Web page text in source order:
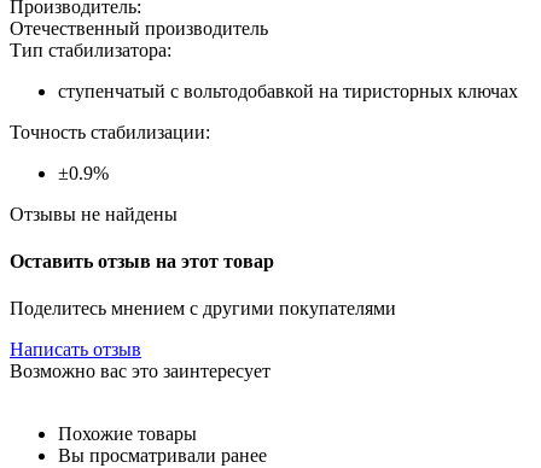
Производитель:
Отечественный производитель
Тип стабилизатора:
ступенчатый с вольтодобавкой на тиристорных ключах
Точность стабилизации:
±0.9%
Отзывы не найдены
Оставить отзыв на этот товар
Поделитесь мнением с другими покупателями
Написать отзыв
Возможно вас это заинтересует
Похожие товары
Вы просматривали ранее